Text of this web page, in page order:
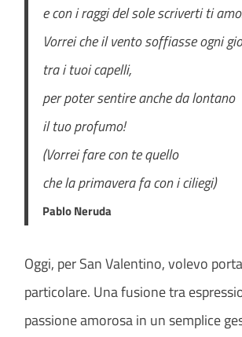
e con i raggi del sole scriverti ti
Vorrei che il vento soffiasse ogni
tra i tuoi capelli,
per poter sentire anche da lontano
il tuo profumo!
(Vorrei fare con te quello
che la primavera fa con i ciliegi)
Pablo Neruda
Oggi, per San Valentino, volevo
particolare. Una fusione tra
passione amorosa in un semplice